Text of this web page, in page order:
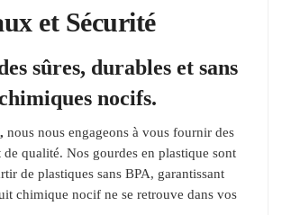
et Sécurité
sûres, durables et sans
nocifs.
nous nous engageons à vous fournir des
de qualité. Nos gourdes en plastique sont
de plastiques sans BPA, garantissant
chimique nocif ne se retrouve dans vos